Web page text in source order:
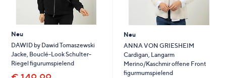
Neu
DAWID by Dawid Tomaszewski
Jacke, Bouclé-Look Schulter-
Riegel figurumspielend
Neu
ANNA VON GRIESHEIM
Cardigan, Langarm
Merino/Kaschmir offene Front
figurmumspielend